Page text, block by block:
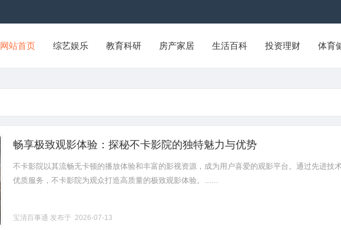
网站首页 综艺娱乐 教育科研 房产家居 生活百科 投资理财 体育
畅享极致观影体验：探秘不卡影院的独特魅力与优势
不卡影院以其流畅无卡顿的播放体验和丰富的影视资源，成为用户喜爱的观影平台。通过先进技
优质服务，不卡影院为观众打造高质量的极致观影体验。......
宝清百事通 发布于 2026-07-13